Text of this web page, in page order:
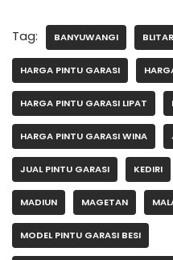
Tag: BANYUWANGI BLITAR
HARGA PINTU GARASI
HARGA PINTU GARASI LIPAT
HARGA PINTU GARASI WINA
JUAL PINTU GARASI KEDIRI
MADIUN MAGETAN
MODEL PINTU GARASI BESI